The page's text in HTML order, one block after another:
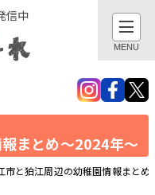
文へ
信中
MENU
検索
まとめ～2024年～
市と狛江周辺の幼稚園情報まとめ